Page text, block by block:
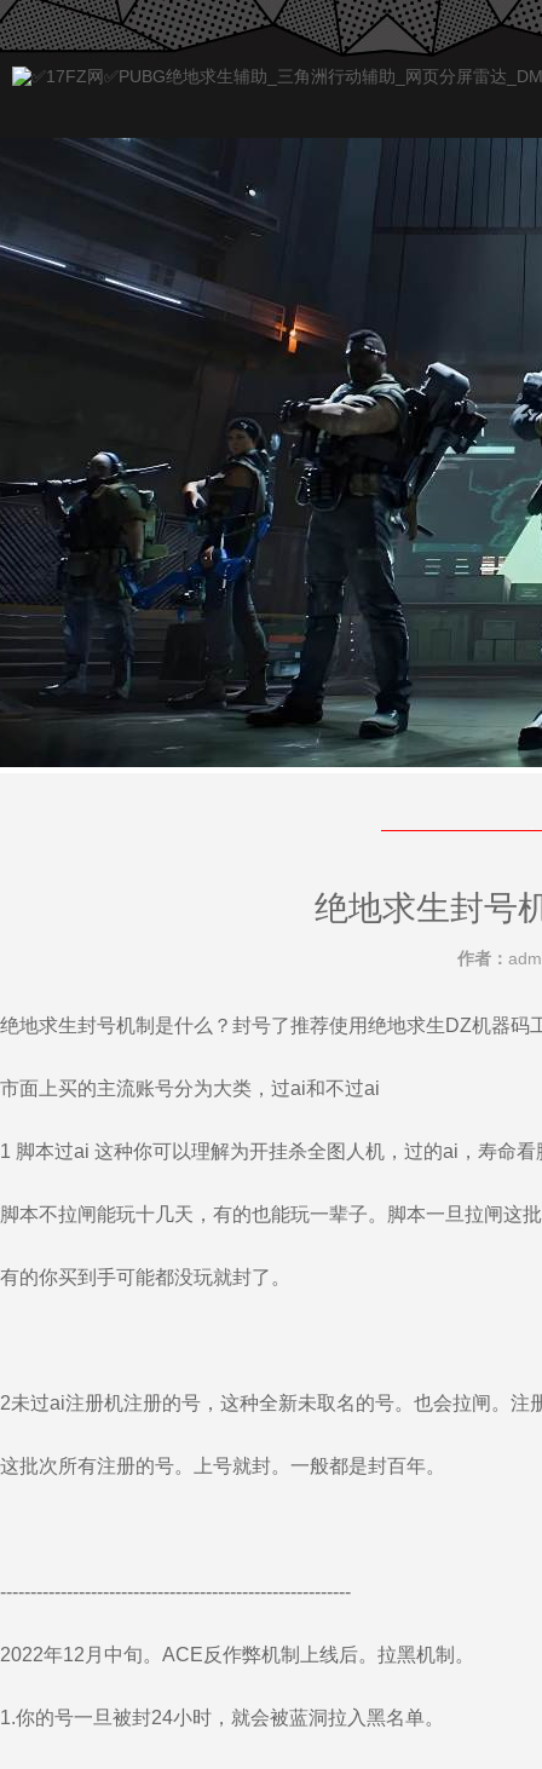
绝地求生封号
作者：
绝地求生封号机制是什么？封号了推荐使用绝地求生DZ机器码
市面上买的主流账号分为大类，过ai和不过ai
1 脚本过ai 这种你可以理解为开挂杀全图人机，过的ai，寿命看
脚本不拉闸能玩十几天，有的也能玩一辈子。脚本一旦拉闸这
有的你买到手可能都没玩就封了。
2未过ai注册机注册的号，这种全新未取名的号。也会拉闸。注
这批次所有注册的号。上号就封。一般都是封百年。
----------------------------------------------------------
2022年12月中旬。ACE反作弊机制上线后。拉黑机制。
1.你的号一旦被封24小时，就会被蓝洞拉入黑名单。